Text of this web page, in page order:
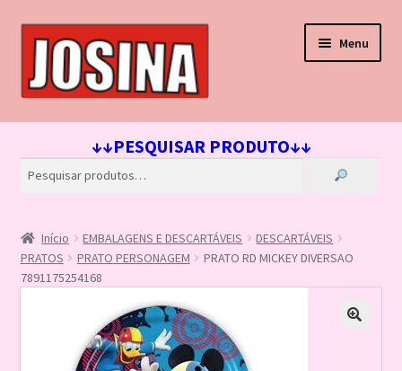
Pular
para
navegação
Pular
para
conteúdo
Menu
Início
Carrinho
Lista de Desejos
Loja
Minha conta
↓↓PESQUISAR PRODUTO↓↓
Início EMBALAGENS E DESCARTÁVEIS
DESCARTÁVEIS
PRATOS
PRATO PERSONAGEM
PRATO RD MICKEY DIVERSAO
7891175254168